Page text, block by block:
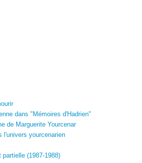
dans "Mémoires d'Hadrien"
de Marguerite Yourcenar
l'univers yourcenarien
(1987-1988)